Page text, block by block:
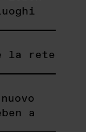
la rete
a